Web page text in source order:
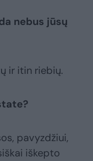
nebus jūsų
ir itin riebių.
pavyzdžiui,
iškepto